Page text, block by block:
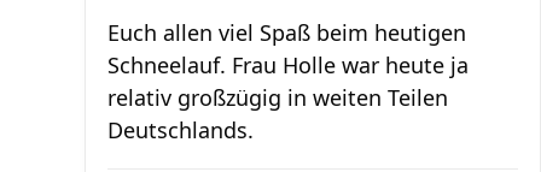
Euch allen viel Spaß beim heutigen
Schneelauf. Frau Holle war heute ja
relativ großzügig in weiten Teilen
Deutschlands.